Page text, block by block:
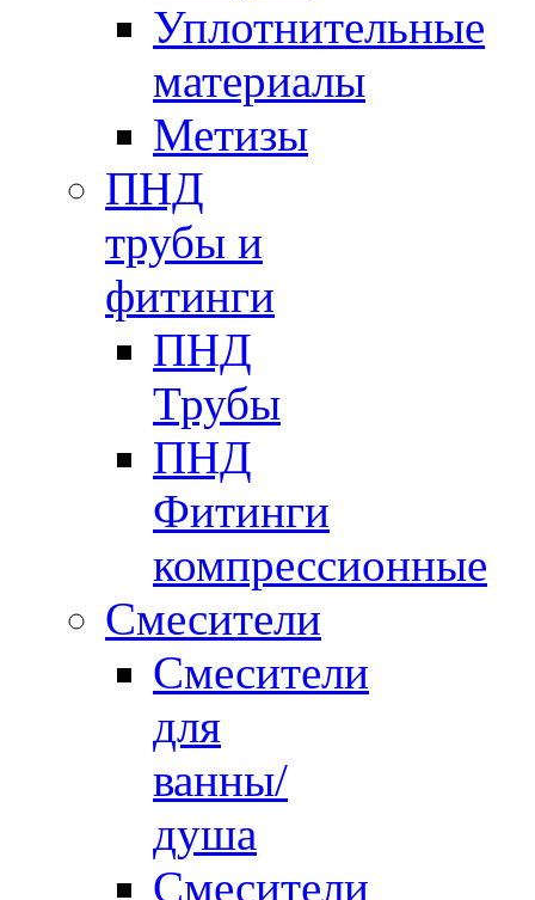
Уплотнительные
материалы
Метизы
ПНД
трубы и
фитинги
ПНД
Трубы
ПНД
Фитинги
компрессионные
Смесители
Смесители
для
ванны/
душа
Смесители